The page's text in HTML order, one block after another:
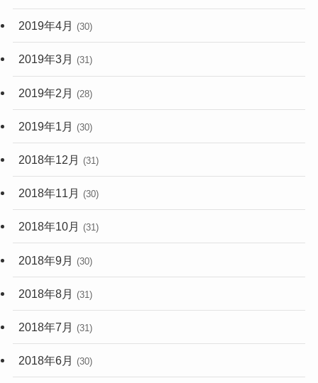
2019年4月 (30)
2019年3月 (31)
2019年2月 (28)
2019年1月 (30)
2018年12月 (31)
2018年11月 (30)
2018年10月 (31)
2018年9月 (30)
2018年8月 (31)
2018年7月 (31)
2018年6月 (30)